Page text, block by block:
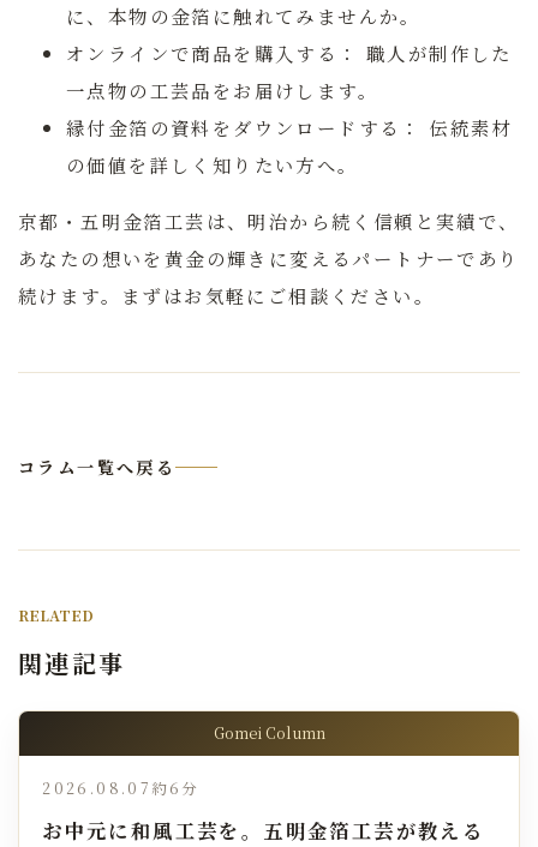
に、本物の金箔に触れてみませんか。
オンラインで商品を購入する：
職人が制作した
一点物の工芸品をお届けします。
縁付金箔の資料をダウンロードする：
伝統素材
の価値を詳しく知りたい方へ。
京都・五明金箔工芸は、明治から続く信頼と実績で、
あなたの想いを黄金の輝きに変えるパートナーであり
続けます。まずはお気軽にご相談ください。
コラム一覧へ戻る
RELATED
関連記事
Gomei Column
2026.08.07 約6分
お中元に和風工芸を。五明金箔工芸が教える